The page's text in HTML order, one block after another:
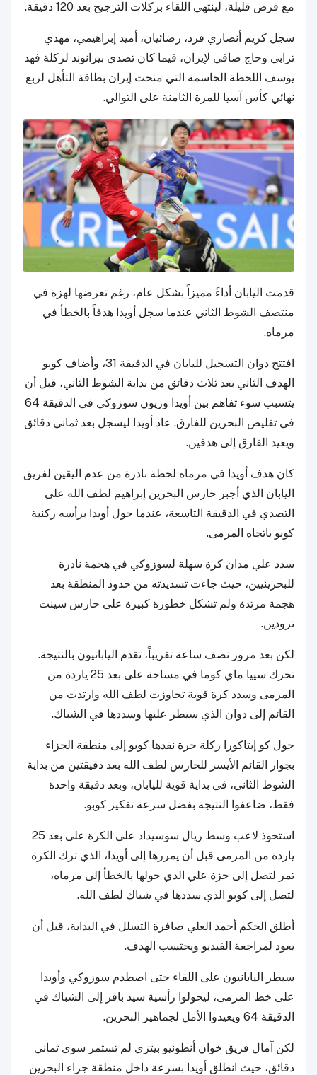
مع فرص قليلة، لينتهي اللقاء بركلات الترجيح بعد 120 دقيقة.
سجل كريم أنصاري فرد، رضائيان، أميد إبراهيمي، مهدي
ترابي وحاج صافي لإيران، فيما كان تصدي بيرانوند لركلة فهد
يوسف اللحظة الحاسمة التي منحت إيران بطاقة التأهل لربع
نهائي كأس آسيا للمرة الثامنة على التوالي.
قدمت اليابان أداءً مميزاً بشكل عام، رغم تعرضها لهزة في
منتصف الشوط الثاني عندما سجل أويدا هدفاً بالخطأ في
مرماه.
افتتح دوان التسجيل لليابان في الدقيقة 31، وأضاف كوبو
الهدف الثاني بعد ثلاث دقائق من بداية الشوط الثاني، قبل أن
يتسبب سوء تفاهم بين أويدا وزيون سوزوكي في الدقيقة 64
في تقليص البحرين للفارق. عاد أويدا ليسجل بعد ثماني دقائق
ويعيد الفارق إلى هدفين.
كان هدف أويدا في مرماه لحظة نادرة من عدم اليقين لفريق
اليابان الذي أجبر حارس البحرين إبراهيم لطف الله على
التصدي في الدقيقة التاسعة، عندما حول أويدا برأسه ركنية
كوبو باتجاه المرمى.
سدد علي مدان كرة سهلة لسوزوكي في هجمة نادرة
للبحرينيين، حيث جاءت تسديدته من حدود المنطقة بعد
هجمة مرتدة ولم تشكل خطورة كبيرة على حارس سينت
ترودين.
لكن بعد مرور نصف ساعة تقريباً، تقدم اليابانيون بالنتيجة.
تحرك سييا ماي كوما في مساحة على بعد 25 ياردة من
المرمى وسدد كرة قوية تجاوزت لطف الله وارتدت من
القائم إلى دوان الذي سيطر عليها وسددها في الشباك.
حول كو إيتاكورا ركلة حرة نفذها كوبو إلى منطقة الجزاء
بجوار القائم الأيسر للحارس لطف الله بعد دقيقتين من بداية
الشوط الثاني، في بداية قوية لليابان، وبعد دقيقة واحدة
فقط، ضاعفوا النتيجة بفضل سرعة تفكير كوبو.
استحوذ لاعب وسط ريال سوسيداد على الكرة على بعد 25
ياردة من المرمى قبل أن يمررها إلى أويدا، الذي ترك الكرة
تمر لتصل إلى حزة علي الذي حولها بالخطأ إلى مرماه،
لتصل إلى كوبو الذي سددها في شباك لطف الله.
أطلق الحكم أحمد العلي صافرة التسلل في البداية، قبل أن
يعود لمراجعة الفيديو ويحتسب الهدف.
سيطر اليابانيون على اللقاء حتى اصطدم سوزوكي وأويدا
على خط المرمى، ليحولوا رأسية سيد باقر إلى الشباك في
الدقيقة 64 ويعيدوا الأمل لجماهير البحرين.
لكن آمال فريق خوان أنطونيو بيتزي لم تستمر سوى ثماني
دقائق، حيث انطلق أويدا بسرعة داخل منطقة جزاء البحرين